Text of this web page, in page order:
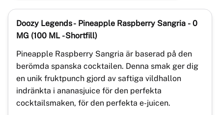
Doozy Legends - Pineapple Raspberry Sangria - 0
MG (100 ML - Shortfill)
Pineapple Raspberry Sangria är baserad på den
berömda spanska cocktailen. Denna smak ger dig
en unik fruktpunch gjord av saftiga vildhallon
indränkta i ananasjuice för den perfekta
cocktailsmaken, för den perfekta e-juicen.